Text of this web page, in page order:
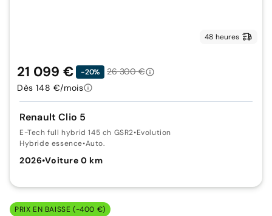
48 heures
Renault Clio 5
E-Tech full hybrid 145 ch GSR2•Evolution
Hybride essence•Auto.
2026•Voiture 0 km
21 099 € -20%
26 300 €
Dès 148 €/mois
PRIX EN BAISSE (-400 €)